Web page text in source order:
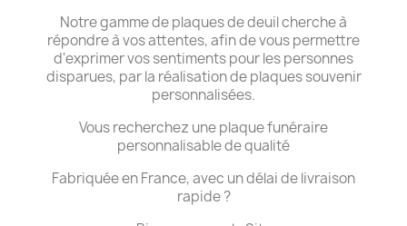
Notre gamme de plaques de deuil cherche à
répondre à vos attentes, afin de vous permettre
d'exprimer vos sentiments pour les personnes
disparues, par la réalisation de plaques souvenir
personnalisées.
Vous recherchez une plaque funéraire
personnalisable de qualité
Fabriquée en France, avec un délai de livraison
rapide ?